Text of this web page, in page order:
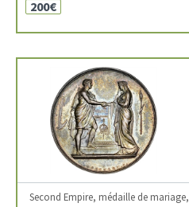
200€
Second Empire, médaille de